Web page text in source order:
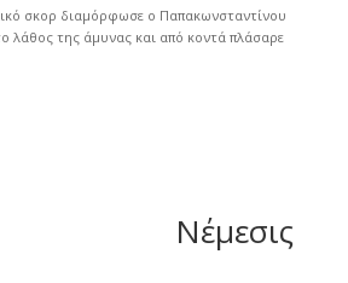
σκορ διαμόρφωσε ο Παπακωνσταντίνου
λάθος της άμυνας και από κοντά πλάσαρε
Νέμεσις